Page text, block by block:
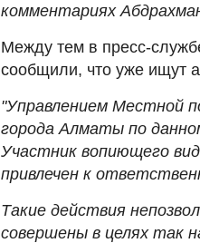
комментариях
Между тем в пресс-
сообщили, что уже ищут
"Управлением Местной
города Алматы по
Участник вопиющего
привлечен к
Такие действия
совершены в целях так